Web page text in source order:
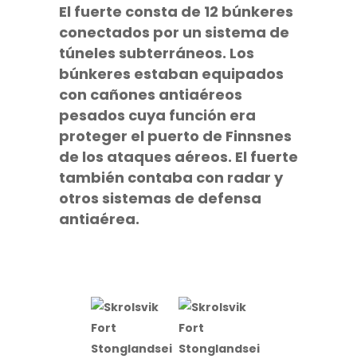
El fuerte consta de 12 búnkeres
conectados por un sistema de
túneles subterráneos. Los
búnkeres estaban equipados
con cañones antiaéreos
pesados cuya función era
proteger el puerto de Finnsnes
de los ataques aéreos. El fuerte
también contaba con radar y
otros sistemas de defensa
antiaérea.